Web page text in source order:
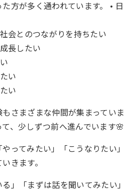
方が多く通われています。 •
会とのつながりを持ちたい
長したい
い
い
さまざまな仲間が集まっていま
、少しずつ前へ進んでいます🌸
ってみたい」「こうなりたい
きます。
る」「まずは話を聞いてみた